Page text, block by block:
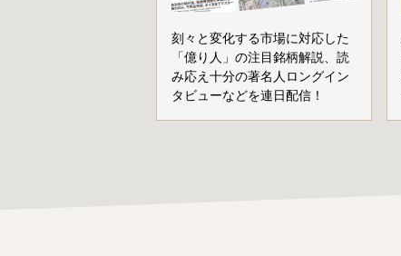
刻々と変化する市場に対応した
「億り人」の注目銘柄解説、読
み応え十分の著名人ロングイン
タビューなどを連日配信！